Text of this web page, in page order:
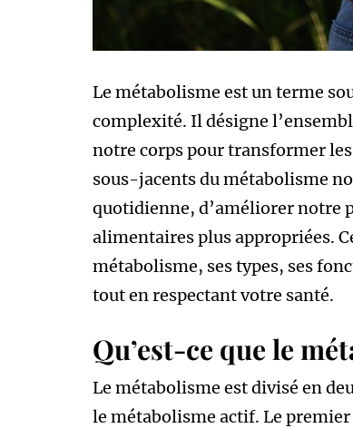
Le métabolisme est un terme
complexité. Il désigne
notre corps pour transformer
sous-jacents du métabolisme
quotidienne, d’améliorer notre
alimentaires plus appropriées.
métabolisme, ses types, ses
tout en respectant votre santé.
Qu’est-ce que le
Le métabolisme est divisé en
le métabolisme actif. Le